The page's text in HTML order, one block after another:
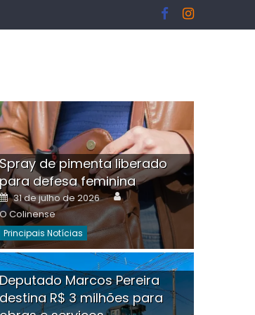
Tristão é
Spray de pimenta liberado
para defesa feminina
Posted
on
31 de julho de 2026 Author
O Colinense
Principais Notícias
Deputado Marcos Pereira
destina R$ 3 milhões para